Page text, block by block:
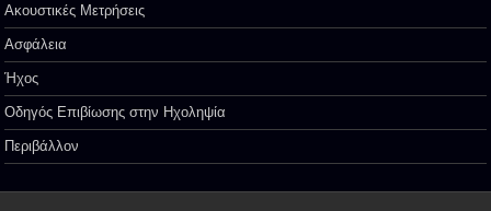
Ακουστικές Μετρήσεις
Ασφάλεια
Ήχος
Οδηγός Επιβίωσης στην Ηχοληψία
Περιβάλλον